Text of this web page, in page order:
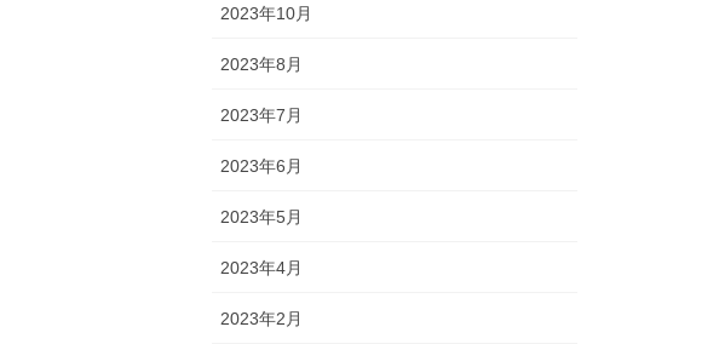
2023年10月
2023年8月
2023年7月
2023年6月
2023年5月
2023年4月
2023年2月